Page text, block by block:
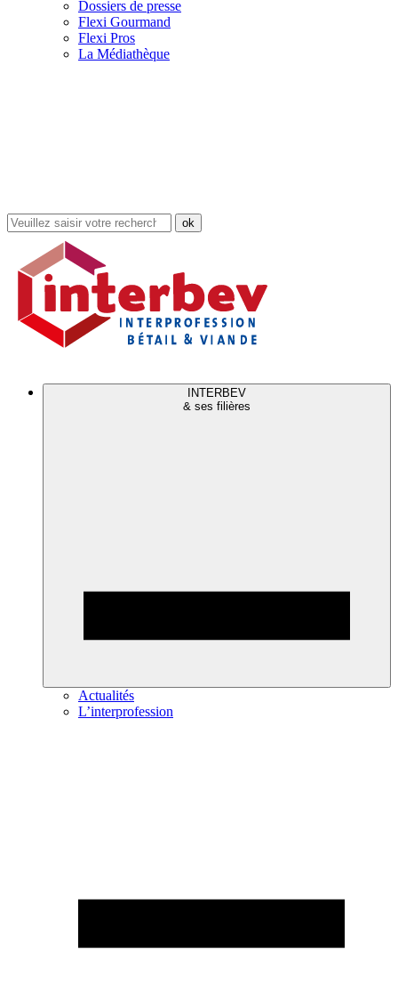
Dossiers de presse
Flexi Gourmand
Flexi Pros
La Médiathèque
Rechercher
dans
site
INTERBEV
& ses filières
Actualités
L’interprofession